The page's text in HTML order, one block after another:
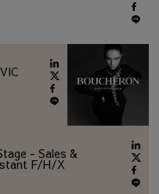
- Sales &
F/H/X